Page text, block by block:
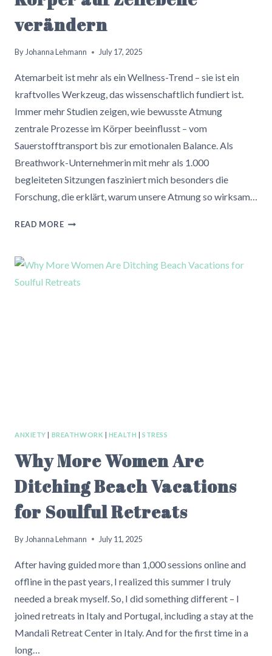
verändern
ByJohanna Lehmann July 17, 2025
Atemarbeit ist mehr als ein Wellness-Trend – sie ist ein
kraftvolles Werkzeug, das wissenschaftlich fundiert ist.
Immer mehr Studien zeigen, wie bewusste Atmung
zentrale Prozesse im Körper beeinflusst – vom
Sauerstofftransport bis zur emotionalen Balance. Als
Breathwork-Unternehmerin mit mehr als 1.000
begleiteten Sitzungen fasziniert mich besonders die
Forschung, die erklärt, warum unsere Atmung so wirksam…
READ MOREVERGISS
WARUM
ATEMTECHNIKEN
ANXIETY | BREATHWORK | HEALTH | STRESS
Why More Women Are
Ditching Beach Vacations
for Soulful Retreats
By Johanna Lehmann July 11, 2025
After having guided more than 1,000 sessions online and
offline in the past years, I realized this summer I truly
needed a break myself. So, I did something different – I
joined retreats in Italy and Portugal, including a stay at the
Mandali Retreat Center in Italy. And for the first time in a
long…